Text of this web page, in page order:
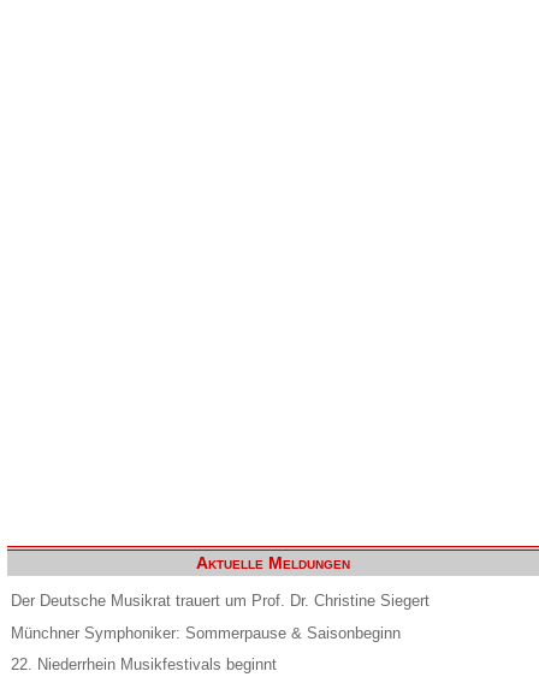
Aktuelle Meldungen
Der Deutsche Musikrat trauert um Prof. Dr. Christine Siegert
Münchner Symphoniker: Sommerpause & Saisonbeginn
22. Niederrhein Musikfestivals beginnt